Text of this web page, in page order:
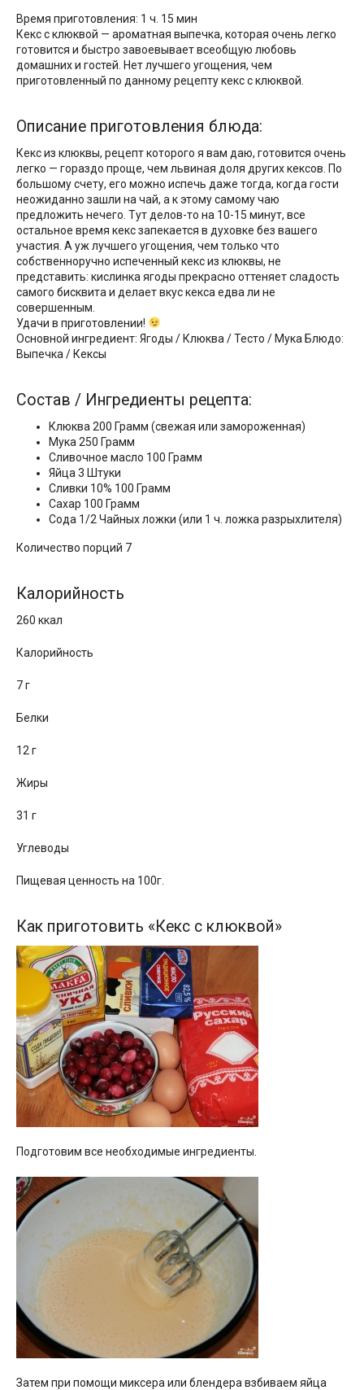
Время приготовления: 1 ч. 15 мин
Кекс с клюквой — ароматная выпечка, которая очень легко
готовится и быстро завоевывает всеобщую любовь
домашних и гостей. Нет лучшего угощения, чем
приготовленный по данному рецепту кекс с клюквой.
Описание приготовления блюда:
Кекс из клюквы, рецепт которого я вам даю, готовится очень
легко — гораздо проще, чем львиная доля других кексов. По
большому счету, его можно испечь даже тогда, когда гости
неожиданно зашли на чай, а к этому самому чаю
предложить нечего. Тут делов-то на 10-15 минут, все
остальное время кекс запекается в духовке без вашего
участия. А уж лучшего угощения, чем только что
собственноручно испеченный кекс из клюквы, не
представить: кислинка ягоды прекрасно оттеняет сладость
самого бисквита и делает вкус кекса едва ли не
совершенным.
Удачи в приготовлении!
Основной ингредиент: Ягоды / Клюква / Тесто / Мука Блюдо:
Выпечка / Кексы
Состав / Ингредиенты рецепта:
Клюква 200 Грамм (свежая или замороженная)
Мука 250 Грамм
Сливочное масло 100 Грамм
Яйца 3 Штуки
Сливки 10% 100 Грамм
Сахар 100 Грамм
Сода 1/2 Чайных ложки (или 1 ч. ложка разрыхлителя)
Количество порций 7
Калорийность
260 ккал
Калорийность
7 г
Белки
12 г
Жиры
31 г
Углеводы
Пищевая ценность на 100г.
Как приготовить «Кекс с клюквой»
Подготовим все необходимые ингредиенты.
Затем при помощи миксера или блендера взбиваем яйца